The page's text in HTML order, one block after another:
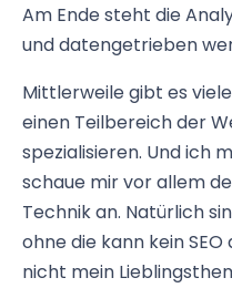
Am Ende steht die
und datengetrieben
Mittlerweile gibt es
einen Teilbereich der
spezialisieren. Und ich
schaue mir vor allem
Technik an. Natürlich
ohne die kann kein
nicht mein